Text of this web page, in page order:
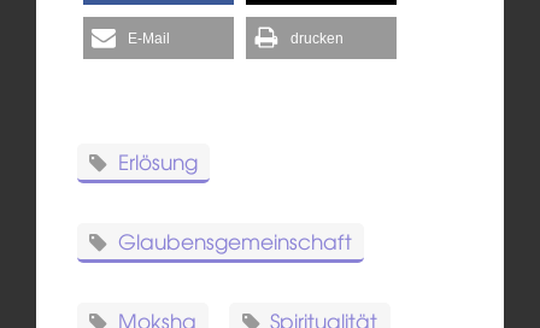
E-Mail drucken
Erlösung
Glaubensgemeinschaft
Moksha Spiritualität